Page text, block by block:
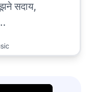
सदाय,